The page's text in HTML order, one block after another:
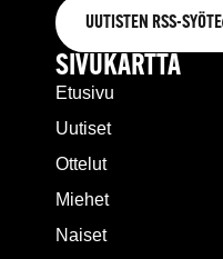
UUTISTEN RSS-SYÖTE
SIVUKARTTA
Etusivu
Uutiset
Ottelut
Miehet
Naiset